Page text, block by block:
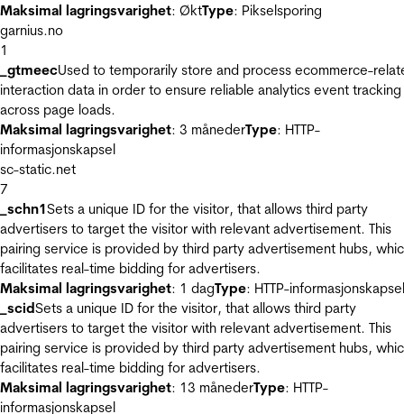
Maksimal lagringsvarighet: ØktType: Pikselsporing
garnius.no
1
_gtmeecUsed to temporarily store and process ecommerce-
interaction data in order to ensure reliable analytics event tracking
across page loads.
Maksimal lagringsvarighet: 3 månederType: HTTP-
informasjonskapsel
sc-static.net
7
_schn1Sets a unique ID for the visitor, that allows third party
advertisers to target the visitor with relevant advertisement. This
pairing service is provided by third party advertisement hubs,
facilitates real-time bidding for advertisers.
Maksimal lagringsvarighet: 1 dagType: HTTP-informasjonskapsel
_scidSets a unique ID for the visitor, that allows third party
advertisers to target the visitor with relevant advertisement. This
pairing service is provided by third party advertisement hubs,
facilitates real-time bidding for advertisers.
Maksimal lagringsvarighet: 13 månederType: HTTP-
informasjonskapsel